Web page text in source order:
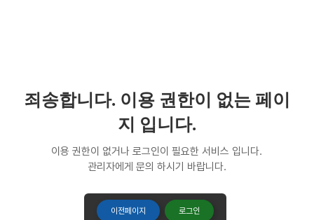
죄송합니다. 이용 권한이 없는 페이
지 입니다.
이용 권한이 없거나 로그인이 필요한 서비스 입니다.
관리자에게 문의 하시기 바랍니다.
이전페이지 로그인